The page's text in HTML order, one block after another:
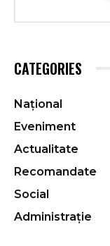
CATEGORIES
Național
Eveniment
Actualitate
Recomandate
Social
Administrație